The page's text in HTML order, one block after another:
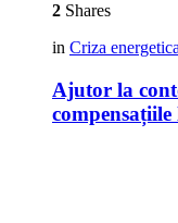
2 Shares
in Criza energetica
Ajutor la